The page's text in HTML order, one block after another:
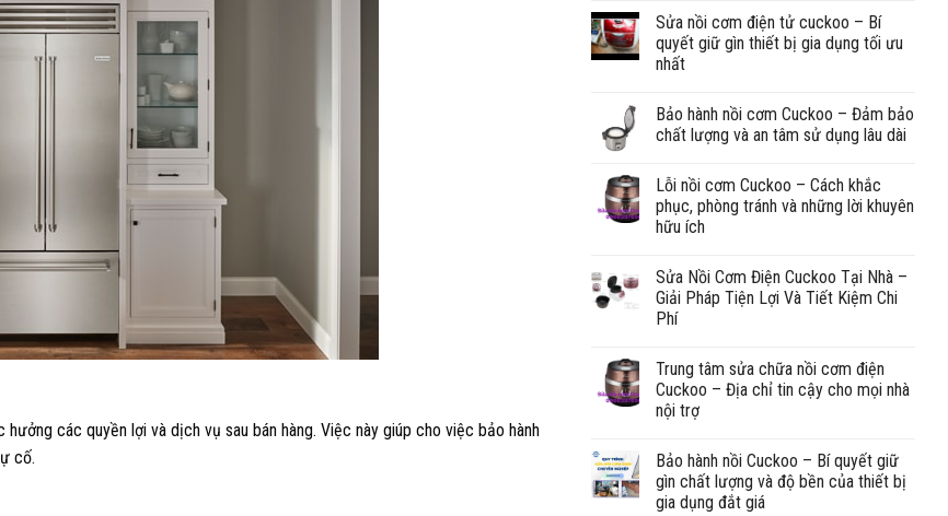
các quyền lợi và dịch vụ sau bán hàng. Việc này giúp cho việc bảo hành
cố.
Sửa nồi cơm điện tử cuckoo – Bí
quyết giữ gìn thiết bị gia dụng tối ưu
nhất
Bảo hành nồi cơm Cuckoo – Đảm bảo
chất lượng và an tâm sử dụng lâu dài
Lỗi nồi cơm Cuckoo – Cách khắc
phục, phòng tránh và những lời khuyên
hữu ích
Sửa Nồi Cơm Điện Cuckoo Tại Nhà –
Giải Pháp Tiện Lợi Và Tiết Kiệm Chi
Phí
Trung tâm sửa chữa nồi cơm điện
Cuckoo – Địa chỉ tin cậy cho mọi nhà
nội trợ
Bảo hành nồi Cuckoo – Bí quyết giữ
gìn chất lượng và độ bền của thiết bị
gia dụng đắt giá